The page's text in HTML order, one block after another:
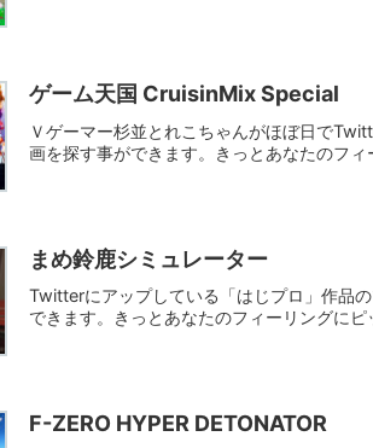
ゲーム天国 CruisinMix Special
Ｖゲーマー杉並とれこちゃんがほぼ日で
画を探す事ができます。きっとあなたのフ
まめ鈴鹿シミュレーター
Twitterにアップしている「はじプロ」作品
できます。きっとあなたのフィーリングに
F-ZERO HYPER DETONATOR